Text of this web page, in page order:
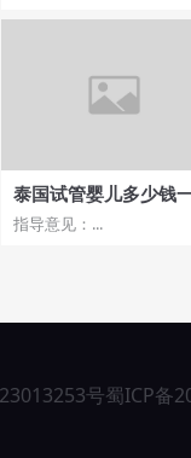
泰国试管婴儿多少钱
次,备孕期间需要注意的
事项
指导意见：...
号蜀ICP备